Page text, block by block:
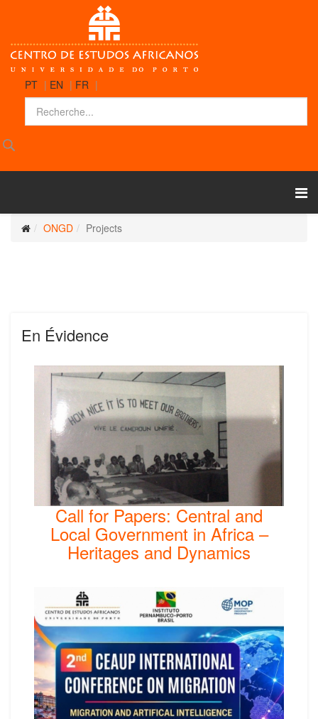
PT | EN | FR |
ONGD Projects
En Évidence
Call for Papers: Central and
Local Government in Africa –
Heritages and Dynamics